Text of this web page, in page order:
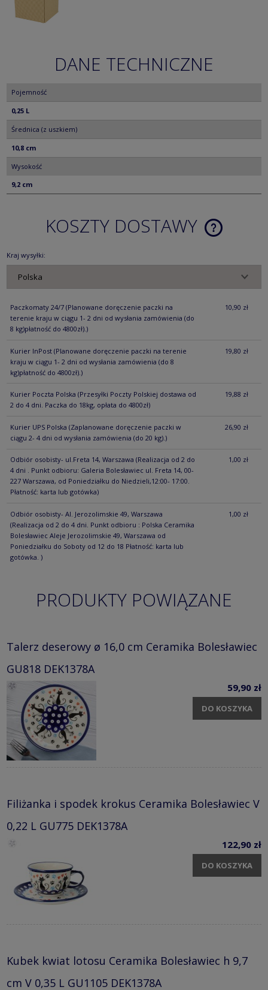
DANE TECHNICZNE
Pojemność
0,25 L
Średnica (z uszkiem)
10,8 cm
Wysokość
9,2 cm
KOSZTY DOSTAWY
CENA NIE
Kraj wysyłki:
Paczkomaty 24/7 (Planowane doręczenie paczki na
terenie kraju w ciągu 1- 2 dni od wysłania zamówienia (do
8 kg)płatność do 4800zł).)
10,90 zł
Kurier InPost (Planowane doręczenie paczki na terenie
kraju w ciągu 1- 2 dni od wysłania zamówienia (do 8
kg)płatność do 4800zł).)
19,80 zł
Kurier Poczta Polska (Przesyłki Poczty Polskiej dostawa od
2 do 4 dni. Paczka do 18kg, opłata do 4800zł)
19,88 zł
Kurier UPS Polska (Zaplanowane doręczenie paczki w
ciągu 2- 4 dni od wysłania zamówienia (do 20 kg).)
26,90 zł
Odbiór osobisty- ul.Freta 14, Warszawa (Realizacja od 2 do
4 dni . Punkt odbioru: Galeria Bolesławiec ul. Freta 14, 00-
227 Warszawa, od Poniedziałku do Niedzieli,12:00- 17:00.
Płatność: karta lub gotówka)
1,00 zł
Odbiór osobisty- Al. Jerozolimskie 49, Warszawa
(Realizacja od 2 do 4 dni. Punkt odbioru : Polska Ceramika
Bolesławiec Aleje Jerozolimskie 49, Warszawa od
Poniedziałku do Soboty od 12 do 18 Płatność: karta lub
gotówka. )
1,00 zł
PRODUKTY POWIĄZANE
Talerz deserowy ø 16,0 cm Ceramika Bolesławiec
GU818 DEK1378A
59,90 zł
DO KOSZYKA
Filiżanka i spodek krokus Ceramika Bolesławiec V
0,22 L GU775 DEK1378A
122,90 zł
DO KOSZYKA
Kubek kwiat lotosu Ceramika Bolesławiec h 9,7
cm V 0,35 L GU1105 DEK1378A